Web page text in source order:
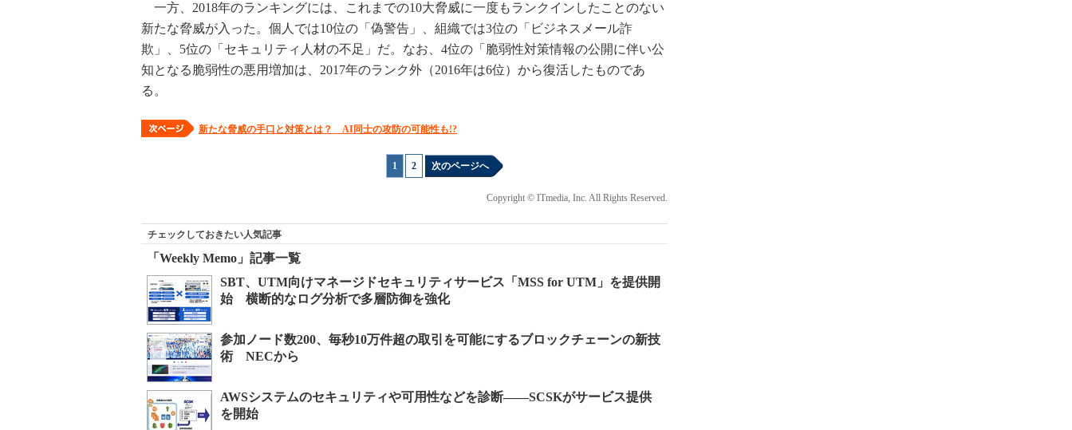
一方、2018年のランキングには、これまでの10大脅威に一度もランクインしたことのない
新たな脅威が入った。個人では10位の「偽警告」、組織では3位の「ビジネスメール詐
欺」、5位の「セキュリティ人材の不足」だ。なお、4位の「脆弱性対策情報の公開に伴い公
知となる脆弱性の悪用増加は、2017年のランク外（2016年は6位）から復活したものであ
る。
新たな脅威の手口と対策とは？ AI同士の攻防の可能性も!?
1 2 次のページへ
Copyright © ITmedia, Inc. All Rights Reserved.
チェックしておきたい人気記事
「Weekly Memo」記事一覧
SBT、UTM向けマネージドセキュリティサービス「MSS for UTM」を提供開
始 横断的なログ分析で多層防御を強化
参加ノード数200、毎秒10万件超の取引を可能にするブロックチェーンの新技
術 NECから
AWSシステムのセキュリティや可用性などを診断――SCSKがサービス提供
を開始